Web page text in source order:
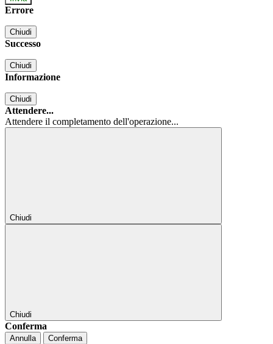
Errore
Chiudi
Successo
Chiudi
Informazione
Chiudi
Attendere...
Attendere il completamento dell'operazione...
Chiudi
Chiudi
Conferma
Annulla Conferma